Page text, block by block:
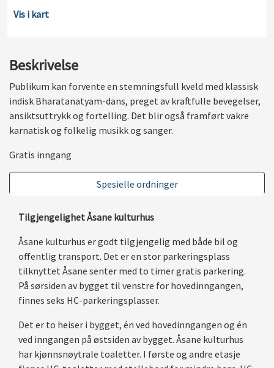
Vis i kart
Beskrivelse
Publikum kan forvente en stemningsfull kveld med klassisk
indisk Bharatanatyam-dans, preget av kraftfulle bevegelser,
ansiktsuttrykk og fortelling. Det blir også framført vakre
karnatisk og folkelig musikk og sanger.
Gratis inngang
Spesielle ordninger
Tilgjengelighet Åsane kulturhus
Åsane kulturhus er godt tilgjengelig med både bil og
offentlig transport. Det er en stor parkeringsplass
tilknyttet Åsane senter med to timer gratis parkering.
På sørsiden av bygget til venstre for hovedinngangen,
finnes seks HC-parkeringsplasser.
Det er to heiser i bygget, én ved hovedinngangen og én
ved inngangen på østsiden av bygget. Åsane kulturhus
har kjønnsnøytrale toaletter. I første og andre etasje